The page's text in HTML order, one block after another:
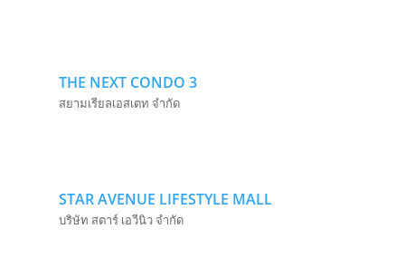
THE NEXT CONDO 3
สยามเรียลเอสเตท จำกัด
STAR AVENUE LIFESTYLE MALL
บริษัท สตาร์ เอวีนิว จำกัด